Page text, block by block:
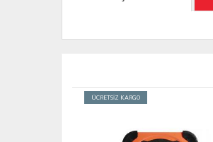
ÜCRETSİZ KARGO